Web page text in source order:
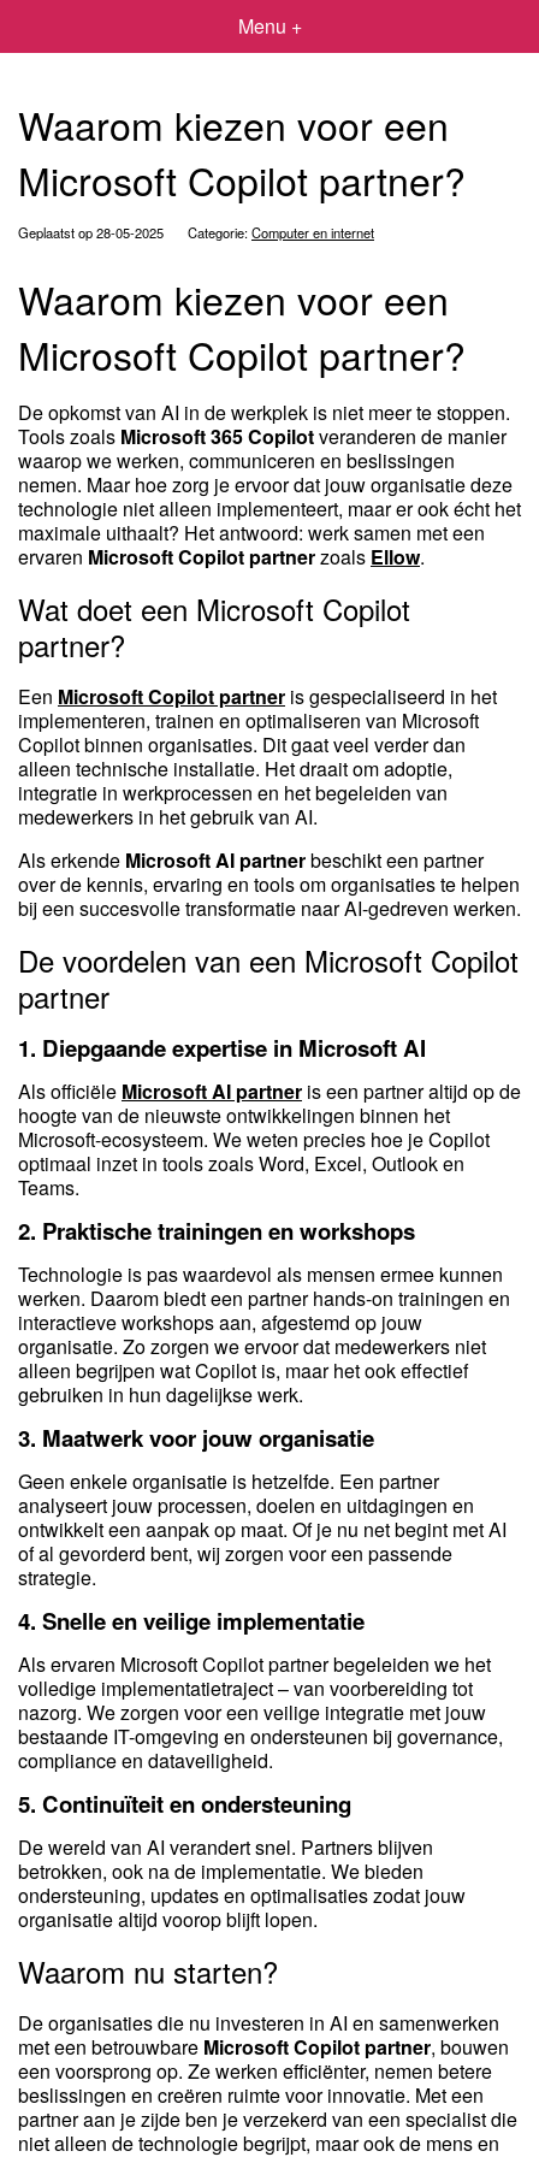
Menu +
Waarom kiezen voor een
Microsoft Copilot partner?
Geplaatst op 28-05-2025 Categorie:Computer en internet
Waarom kiezen voor een
Microsoft Copilot partner?
De opkomst van AI in de werkplek is niet meer te stoppen.
Tools zoals Microsoft 365 Copilotveranderen de manier
waarop we werken, communiceren en beslissingen
nemen. Maar hoe zorg je ervoor dat jouw organisatie deze
technologie niet alleen implementeert, maar er ook écht het
maximale uithaalt? Het antwoord: werk samen met een
ervaren Microsoft Copilot partnerzoals Ellow.
Wat doet een Microsoft Copilot
partner?
Een Microsoft Copilot partner is gespecialiseerd in het
implementeren, trainen en optimaliseren van Microsoft
Copilot binnen organisaties. Dit gaat veel verder dan
alleen technische installatie. Het draait om adoptie,
integratie in werkprocessen en het begeleiden van
medewerkers in het gebruik van AI.
Als erkende Microsoft AI partnerbeschikt een partner
over de kennis, ervaring en tools om organisaties te helpen
bij een succesvolle transformatie naar AI-gedreven werken.
De voordelen van een Microsoft Copilot
partner
1. Diepgaande expertise in Microsoft AI
Als officiële Microsoft AI partner is een partner altijd op de
hoogte van de nieuwste ontwikkelingen binnen het
Microsoft-ecosysteem. We weten precies hoe je Copilot
optimaal inzet in tools zoals Word, Excel, Outlook en
Teams.
2. Praktische trainingen en workshops
Technologie is pas waardevol als mensen ermee kunnen
werken. Daarom biedt een partner hands-on trainingen en
interactieve workshops aan, afgestemd op jouw
organisatie. Zo zorgen we ervoor dat medewerkers niet
alleen begrijpen wat Copilot is, maar het ook effectief
gebruiken in hun dagelijkse werk.
3. Maatwerk voor jouw organisatie
Geen enkele organisatie is hetzelfde. Een partner
analyseert jouw processen, doelen en uitdagingen en
ontwikkelt een aanpak op maat. Of je nu net begint met AI
of al gevorderd bent, wij zorgen voor een passende
strategie.
4. Snelle en veilige implementatie
Als ervaren Microsoft Copilot partner begeleiden we het
volledige implementatietraject – van voorbereiding tot
nazorg. We zorgen voor een veilige integratie met jouw
bestaande IT-omgeving en ondersteunen bij governance,
compliance en dataveiligheid.
5. Continuïteit en ondersteuning
De wereld van AI verandert snel. Partners blijven
betrokken, ook na de implementatie. We bieden
ondersteuning, updates en optimalisaties zodat jouw
organisatie altijd voorop blijft lopen.
Waarom nu starten?
De organisaties die nu investeren in AI en samenwerken
met een betrouwbare Microsoft Copilot partner, bouwen
een voorsprong op. Ze werken efficiënter, nemen betere
beslissingen en creëren ruimte voor innovatie. Met een
partner aan je zijde ben je verzekerd van een specialist die
niet alleen de technologie begrijpt, maar ook de mens en